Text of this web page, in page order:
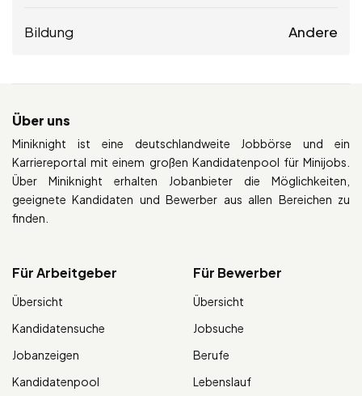
Bildung Andere
Über uns
Miniknight ist eine deutschlandweite Jobbörse und ein
Karriereportal mit einem großen Kandidatenpool für Minijobs.
Über Miniknight erhalten Jobanbieter die Möglichkeiten,
geeignete Kandidaten und Bewerber aus allen Bereichen zu
finden.
Für Arbeitgeber
Übersicht
Kandidatensuche
Jobanzeigen
Kandidatenpool
Für Bewerber
Übersicht
Jobsuche
Berufe
Lebenslauf